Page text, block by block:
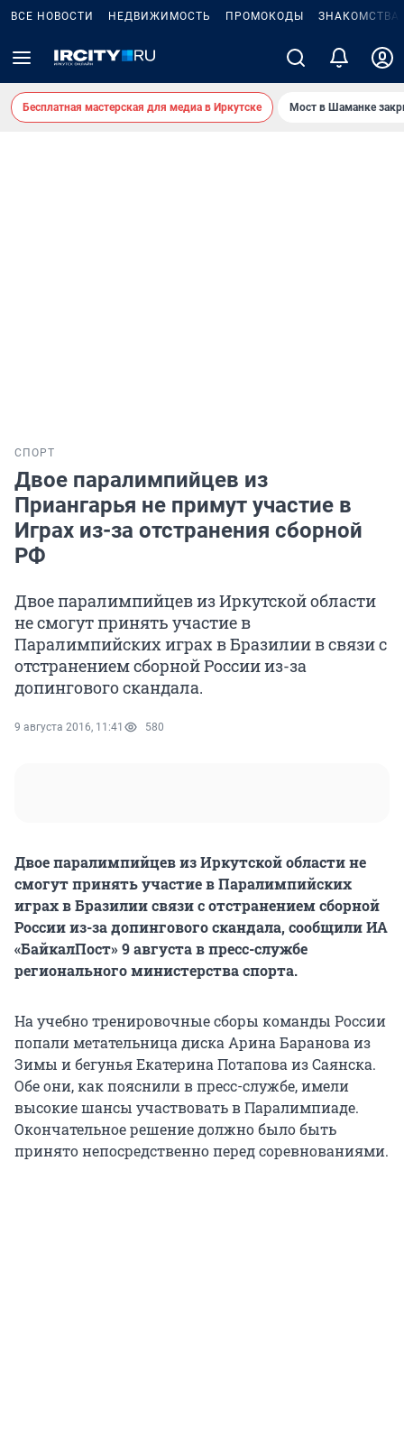
ВСЕ НОВОСТИ НЕДВИЖИМОСТЬ ПРОМОКОДЫ ЗНАКОМСТВА
Бесплатная мастерская для медиа в Иркутске Мост в Шаманке
СПОРТ
Двое паралимпийцев из
Приангарья не примут участие в
Играх из-за отстранения сборной
РФ
Двое паралимпийцев из Иркутской области
не смогут принять участие в
Паралимпийских играх в Бразилии в связи с
отстранением сборной России из-за
допингового скандала.
9 августа 2016, 11:41 580
Двое паралимпийцев из Иркутской области не
смогут принять участие в Паралимпийских
играх в Бразилии связи с отстранением сборной
России из-за допингового скандала, сообщили ИА
«БайкалПост» 9 августа в пресс-службе
регионального министерства спорта.
На учебно тренировочные сборы команды России
попали метательница диска Арина Баранова из
Зимы и бегунья Екатерина Потапова из Саянска.
Обе они, как пояснили в пресс-службе, имели
высокие шансы участвовать в Паралимпиаде.
Окончательное решение должно было быть
принято непосредственно перед соревнованиями.